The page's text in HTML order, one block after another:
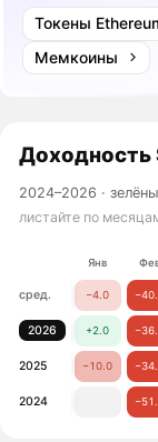
Токены
Мемкоины
Доходность
2024–2026 ·
листайте по
Янв
сред. −4.0
2026 +2.0
2025 −10.0
2024